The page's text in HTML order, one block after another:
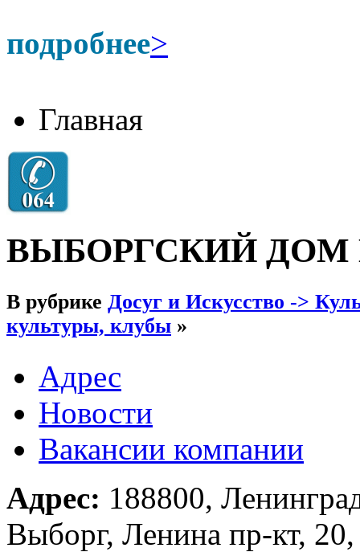
подробнее>
Главная
ВЫБОРГСКИЙ ДОМ
В рубрике Досуг и Искусство ->
культуры, клубы »
Адрес
Новости
Вакансии компании
Адрес: 188800,
Выборг, Ленина пр-кт, 20,